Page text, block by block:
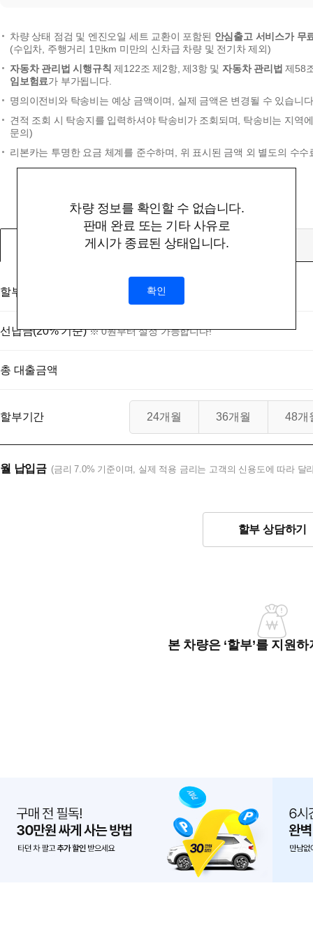
차량 정보를 확인할 수 없습니다.
판매 완료 또는 기타 사유로
게시가 종료된 상태입니다.
확인
차량 상태 점검 및 엔진오일 세트 교환이 포함된 안심출고 서비스가 무
(수입차, 주행거리 1만km 미만의 신차급 차량 및 전기차 제외)
자동차 관리법 시행규칙 제122조 제2항, 제3항 및자동차 관리법 제58
임보험료가 부가됩니다.
명의이전비와 탁송비는 예상 금액이며, 실제 금액은 변경될 수 있습니
견적 조회 시 탁송지를 입력하셔야 탁송비가 조회되며, 탁송비는 지역
문의)
리본카는 투명한 요금 체계를 준수하며, 위 표시된 금액 외 별도의 수
할부
할부대상 금액 (부대비용 및 탁송비 미포함)
선납금(20% 기준) ※ 0원부터 설정 가능합니다!
총 대출금액
할부기간 24개월 36개월 48개
월 납입금 (금리 7.0% 기준이며, 실제 적용 금리는 고객의 신용도에 따라 달
할부 상담하기
본 차량은 ‘할부’를 지원